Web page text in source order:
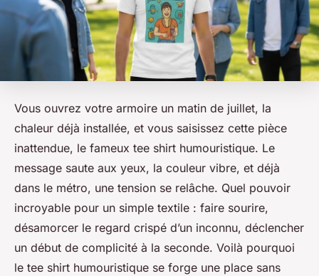
Vous ouvrez votre armoire un matin de juillet, la
chaleur déjà installée, et vous saisissez cette pièce
inattendue, le fameux tee shirt humouristique. Le
message saute aux yeux, la couleur vibre, et déjà
dans le métro, une tension se relâche. Quel pouvoir
incroyable pour un simple textile : faire sourire,
désamorcer le regard crispé d’un inconnu, déclencher
un début de complicité à la seconde. Voilà pourquoi
le tee shirt humouristique se forge une place sans